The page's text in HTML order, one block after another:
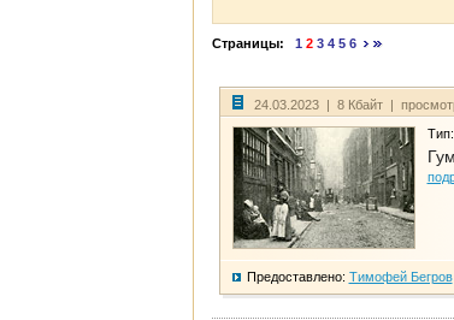
Страницы: 1 2 3 4 5 6
24.03.2023 | 8 Кбайт |
Тип:
Предоставлено: Тимофей Бегров